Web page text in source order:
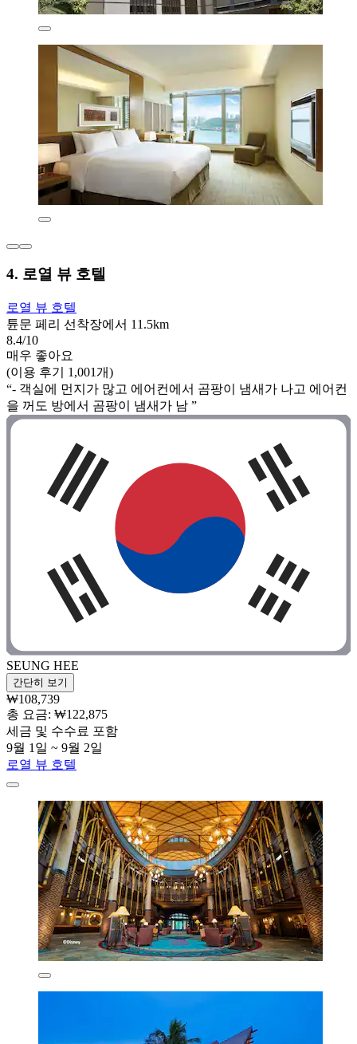
4. 로열 뷰 호텔
로열 뷰 호텔
튠문 페리 선착장에서 11.5km
8.4/10
매우 좋아요
(이용 후기 1,001개)
“- 객실에 먼지가 많고 에어컨에서 곰팡이 냄새가 나고 에어컨
을 꺼도 방에서 곰팡이 냄새가 남 ”
SEUNG HEE
간단히 보기
₩108,739
총 요금: ₩122,875
세금 및 수수료 포함
9월 1일 ~ 9월 2일
로열 뷰 호텔